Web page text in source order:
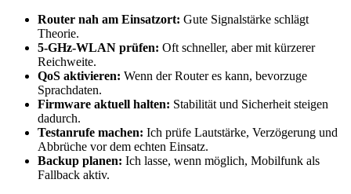
Router nah am Einsatzort: Gute Signalstärke schlägt
Theorie.
5-GHz-WLAN prüfen: Oft schneller, aber mit kürzerer
Reichweite.
QoS aktivieren: Wenn der Router es kann, bevorzuge
Sprachdaten.
Firmware aktuell halten: Stabilität und Sicherheit steigen
dadurch.
Testanrufe machen: Ich prüfe Lautstärke, Verzögerung und
Abbrüche vor dem echten Einsatz.
Backup planen: Ich lasse, wenn möglich, Mobilfunk als
Fallback aktiv.